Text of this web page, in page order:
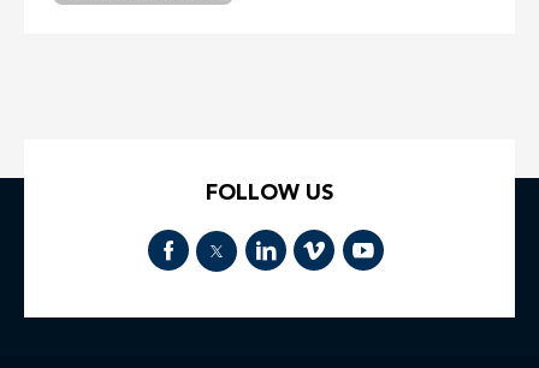
FOLLOW US